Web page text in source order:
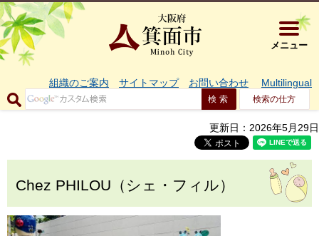
大阪府箕
メニュー
組織のご案内 サイトマップ お問い合わせ Multilingual
検索の仕方
更新日：2026年5月29日
Chez PHILOU（シェ・フィル）